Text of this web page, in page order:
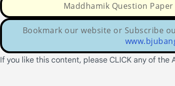
Maddhamik Question
Bookmark our website or Subscribe
If you like this content, please CLICK any of the